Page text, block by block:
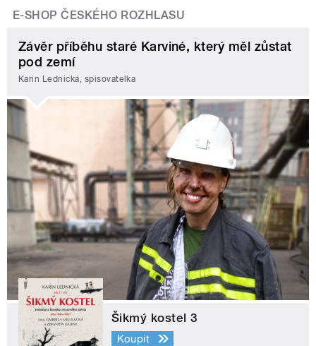
E-SHOP ČESKÉHO ROZHLASU
Závěr příběhu staré Karviné, který měl zůstat
pod zemí
Karin Lednická, spisovatelka
Šikmý kostel 3
Koupit